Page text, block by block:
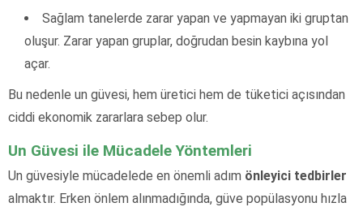
Sağlam tanelerde zarar yapan ve yapmayan iki gruptan
oluşur. Zarar yapan gruplar, doğrudan besin kaybına yol
açar.
Bu nedenle un güvesi, hem üretici hem de tüketici açısından
ciddi ekonomik zararlara sebep olur.
Un Güvesi ile Mücadele Yöntemleri
Un güvesiyle mücadelede en önemli adım önleyici tedbirler
almaktır. Erken önlem alınmadığında, güve popülasyonu hızla